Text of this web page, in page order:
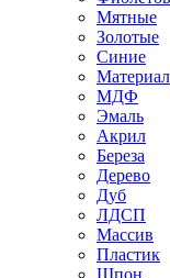
Мятные
Золотые
Синие
Материал
МДФ
Эмаль
Акрил
Береза
Дерево
Дуб
ЛДСП
Массив
Пластик
Шпон